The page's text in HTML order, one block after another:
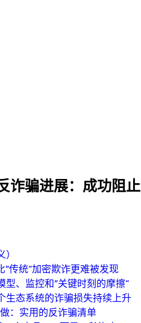
诈骗进展：成功阻
“传统”加密欺诈更难被发现
型、监控和“关键时刻的摩擦”
生态系统的诈骗损失持续上升
：实用的反诈骗清单